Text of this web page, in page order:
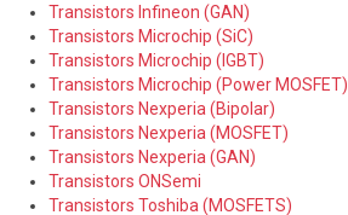
Transistors Infineon (GAN)
Transistors Microchip (SiC)
Transistors Microchip (IGBT)
Transistors Microchip (Power MOSFET)
Transistors Nexperia (Bipolar)
Transistors Nexperia (MOSFET)
Transistors Nexperia (GAN)
Transistors ONSemi
Transistors Toshiba (MOSFETS)